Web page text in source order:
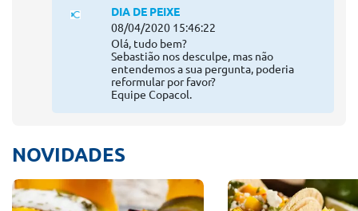
DIA DE PEIXE
08/04/2020 15:46:22
Olá, tudo bem?
Sebastião nos desculpe, mas não
entendemos a sua pergunta, poderia
reformular por favor?
Equipe Copacol.
NOVIDADES